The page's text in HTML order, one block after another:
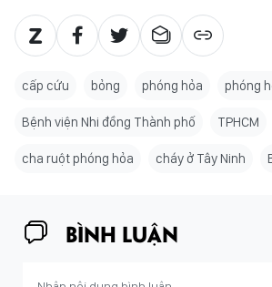
cấp cứu bỏng phóng hỏa phóng
Bệnh viện Nhi đồng Thành phố TPHCM
cha ruột phóng hỏa cháy ở Tây Ninh
BÌNH LUẬN